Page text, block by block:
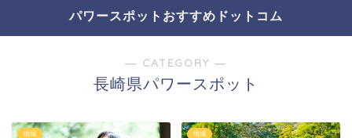
パワースポットおすすめドットコム
― CATEGORY ―
長崎県パワースポット
地域 地域